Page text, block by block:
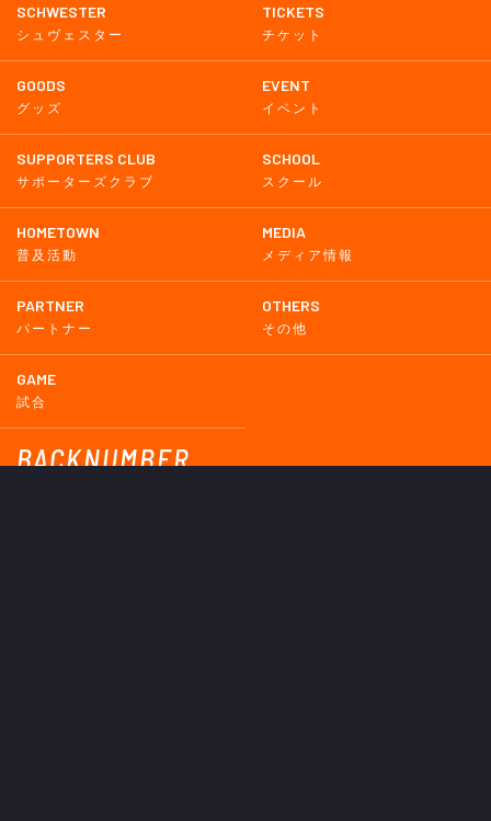
SCHWESTER
シュヴェスター
TICKETS
チケット
GOODS
グッズ
EVENT
イベント
SUPPORTERS CLUB
サポーターズクラブ
SCHOOL
スクール
HOMETOWN
普及活動
MEDIA
メディア情報
PARTNER
パートナー
OTHERS
その他
GAME
試合
BACKNUMBER